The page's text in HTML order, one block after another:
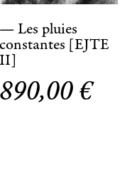
— Les pluies
constantes [EJTE
II]
890,00€